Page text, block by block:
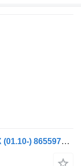
Pompe de direction assistée ZF FMX (01.10-) 8655974125 pour camion Volvo FM7-FM12, FM, FMX (1998-2014)